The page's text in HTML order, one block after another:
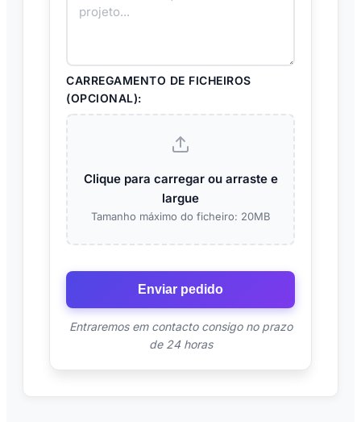
CARREGAMENTO DE FICHEIROS
(OPCIONAL):
Clique para carregar ou arraste e
largue
Tamanho máximo do ficheiro: 20MB
Enviar pedido
Entraremos em contacto consigo no prazo
de 24 horas